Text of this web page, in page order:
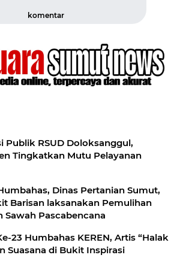
komentar
Publik RSUD Doloksanggul,
Tingkatkan Mutu Pelayanan
Dinas Pertanian Sumut,
Barisan laksanakan Pemulihan
Sawah Pascabencana
23 Humbahas KEREN, Artis “Halak
Suasana di Bukit Inspirasi